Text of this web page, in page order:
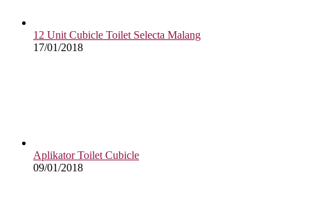
12 Unit Cubicle Toilet Selecta Malang
17/01/2018
Aplikator Toilet Cubicle
09/01/2018